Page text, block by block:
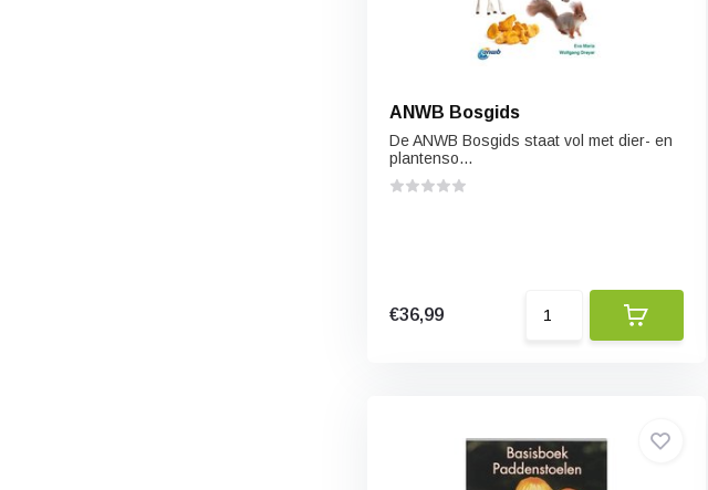
ANWB Bosgids
De ANWB Bosgids staat vol met dier- en
plantenso...
€36,99